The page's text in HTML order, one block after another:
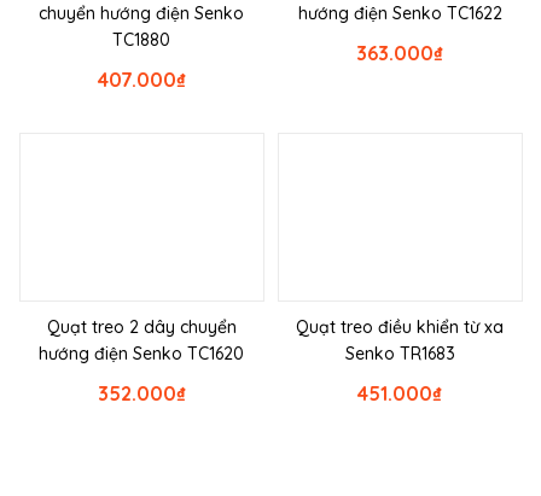
chuyển hướng điện Senko
TC1880
₫
407.000
hướng điện Senko TC1622
₫
363.000
Quạt treo 2 dây chuyển
hướng điện Senko TC1620
₫
352.000
Quạt treo điều khiển từ xa
Senko TR1683
₫
451.000